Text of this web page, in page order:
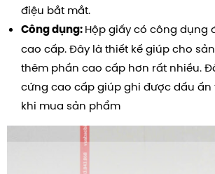
điệu bắt mắt.
Công dụng: Hộp giấy có công dụng
cao cấp. Đây là thiết kế giúp cho
thêm phần cao cấp hơn rất nhiều.
cứng cao cấp giúp ghi được dấu ấn
khi mua sản phẩm